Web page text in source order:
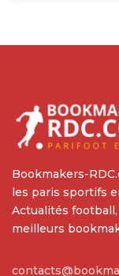
Bookmakers-
les paris sportifs
Actualités
meilleurs